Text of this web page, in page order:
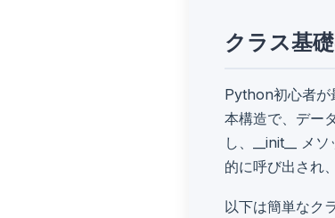
クラス基
Python初心者が
本構造で、デー
し、__init__ メ
的に呼び出され
以下は簡単なク